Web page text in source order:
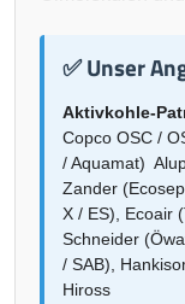
✅ Unser
Aktivkohle-
Copco OSC /
/ Aquamat)
Zander
X / ES), Ecoair
Schneider
/ SAB),
Hiross